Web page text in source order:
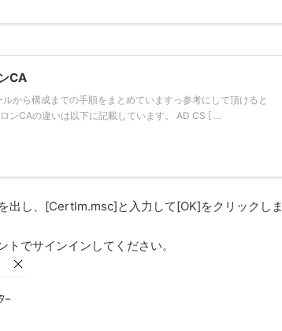
CA
から構成までの手順をまとめていますっ参考にして頂けると
ンCAの違いは以下に記載しています。 AD CS [ ...
出し、[Certlm.msc]と入力して[OK]をクリックしま
でサインインしてください。